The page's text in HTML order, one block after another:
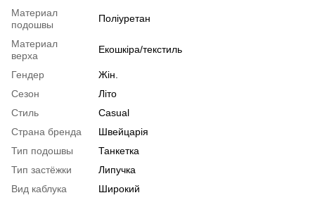
Материал
подошвы
Поліуретан
Материал
верха
Екошкіра/текстиль
Гендер
Жін.
Сезон
Літо
Стиль
Casual
Страна бренда
Швейцарія
Тип подошвы
Танкетка
Тип застёжки
Липучка
Вид каблука
Широкий